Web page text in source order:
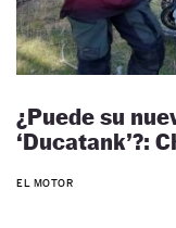
¿Puede su
‘Ducatank’?:
EL MOTOR